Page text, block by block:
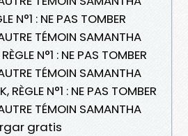
N°1 : NE PAS TOMBER
TÉMOIN SAMANTHA
N°1 : NE PAS TOMBER
TÉMOIN SAMANTHA
RÈGLE N°1 : NE PAS TOMBER
TÉMOIN SAMANTHA
gratis